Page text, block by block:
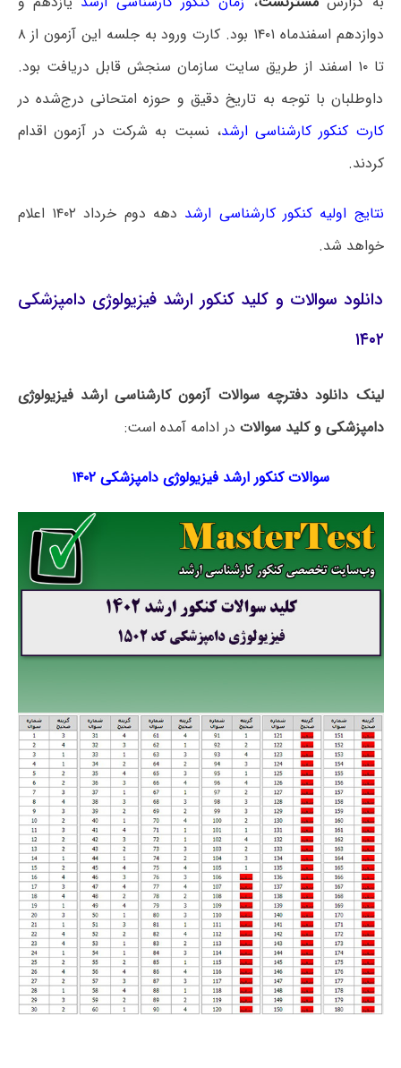
دوازدهم اسفندماه ۱۴۰۱ بود. کارت ورود به جلسه این آزمون از ۸
تا ۱۰ اسفند از طریق سایت سازمان سنجش قابل دریافت بود.
داوطلبان با توجه به تاریخ دقیق و حوزه امتحانی درج‌شده در
کارت کنکور کارشناسی ارشد، نسبت به شرکت در آزمون اقدام
کردند.
نتایج اولیه کنکور کارشناسی ارشد
دهه دوم خرداد ۱۴۰۲ اعلام
خواهد شد.
دانلود سوالات و کلید کنکور ارشد فیزیولوژی دامپزشکی
۱۴۰۲
لینک دانلود دفترچه سوالات آزمون کارشناسی ارشد فیزیولوژی
دامپزشکی و کلید سوالات در ادامه آمده است:
سوالات کنکور ارشد فیزیولوژی دامپزشکی ۱۴۰۲